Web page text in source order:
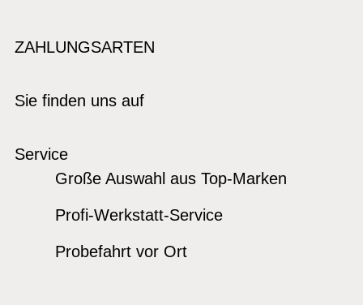
ZAHLUNGSARTEN
Sie finden uns auf
Service
Große Auswahl aus Top-Marken
Profi-Werkstatt-Service
Probefahrt vor Ort